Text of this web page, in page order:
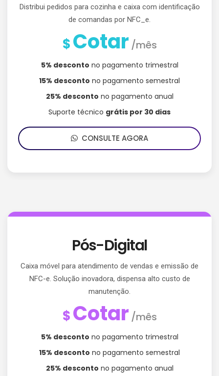
Distribui pedidos para cozinha e caixa com identificação
de comandas por NFC_e.
$Cotar /mês
5% desconto no pagamento trimestral
15% desconto no pagamento semestral
25% desconto no pagamento anual
Suporte técnico grátis por 30 dias
CONSULTE AGORA
Pós-Digital
Caixa móvel para atendimento de vendas e emissão de
NFC-e. Solução inovadora, dispensa alto custo de
manutenção.
$Cotar /mês
5% desconto no pagamento trimestral
15% desconto no pagamento semestral
25% desconto no pagamento anual